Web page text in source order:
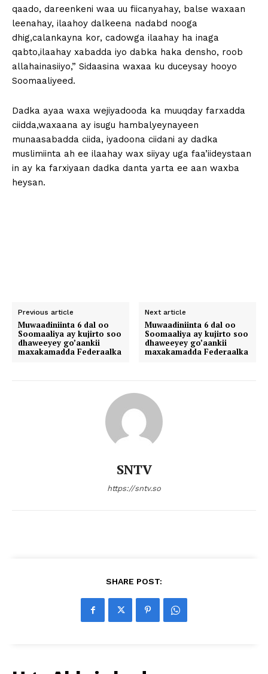
qaado, dareenkeni waa uu fiicanyahay, balse waxaan
leenahay, ilaahoy dalkeena nadabd nooga
dhig,calankayna kor, cadowga ilaahay ha inaga
qabto,ilaahay xabadda iyo dabka haka densho, roob
allahainasiiyo,” Sidaasina waxaa ku duceysay hooyo
Soomaaliyeed.
Dadka ayaa waxa wejiyadooda ka muuqday farxadda
ciidda,waxaana ay isugu hambalyeynayeen
munaasabadda ciida, iyadoona ciidani ay dadka
muslimiinta ah ee ilaahay wax siiyay uga faa’iideystaan
in ay ka farxiyaan dadka danta yarta ee aan waxba
heysan.
Previous article
Muwaadiniinta 6 dal oo
Soomaaliya ay kujirto soo
dhaweeyey go’aankii
maxakamadda Federaalka
Next article
Muwaadiniinta 6 dal oo
Soomaaliya ay kujirto soo
dhaweeyey go’aankii
maxakamadda Federaalka
SNTV
https://sntv.so
SHARE POST: